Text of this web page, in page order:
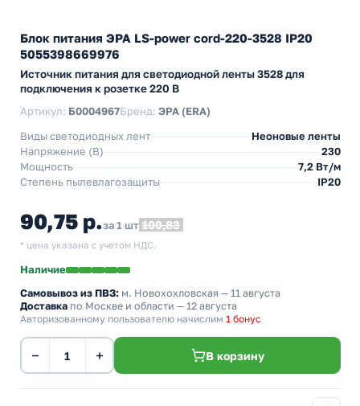
Блок питания ЭРА LS-power cord-220-3528 IP20
5055398669976
Источник питания для светодиодной ленты 3528 для
подключения к розетке 220 В
Артикул: Б0004967Бренд: ЭРА (ERA)
Виды светодиодных лент
Неоновые ленты
Напряжение (В)
230
Мощность
7,2 Вт/м
Степень пылевлагозащиты
IP20
90,75 р.за 1 шт 100,83
* цена указана с учетом НДС.
Наличие
Самовывоз из ПВЗ: м. Новохохловская — 11 августа
Доставка по Москве и области — 12 августа
Авторизованному пользователю начислим 1 бонус
− + В корзину